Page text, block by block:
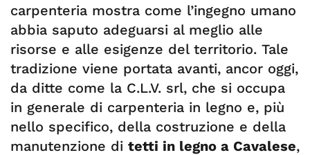
carpenteria mostra come l’ingegno umano
abbia saputo adeguarsi al meglio alle
risorse e alle esigenze del territorio. Tale
tradizione viene portata avanti, ancor oggi,
da ditte come la C.L.V. srl, che si occupa
in generale di carpenteria in legno e, più
nello specifico, della costruzione e della
manutenzione di tetti in legno a Cavalese,